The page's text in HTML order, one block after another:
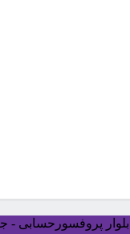
بلوار پروفسورحسابی